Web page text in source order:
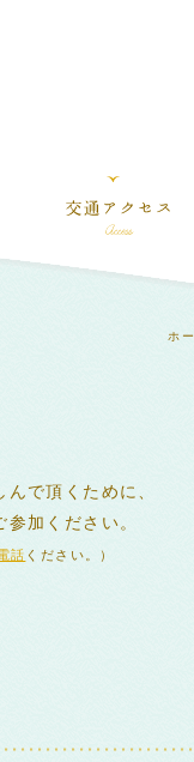
ホ
で頂くために、
加ください。
話 ください。）